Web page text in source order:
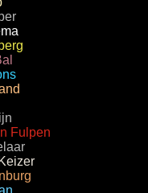
Fulpen